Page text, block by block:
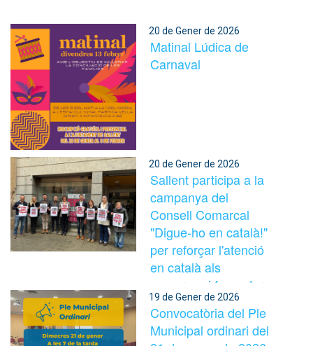
20 de Gener de 2026
Matinal Lúdica de
Carnaval
20 de Gener de 2026
Sallent participa a la
campanya del
Consell Comarcal
"Digue-ho en català!"
per reforçar l'atenció
en català als
comerços i fomentar
l'ús de la llengua
19 de Gener de 2026
Convocatòria del Ple
Municipal ordinari del